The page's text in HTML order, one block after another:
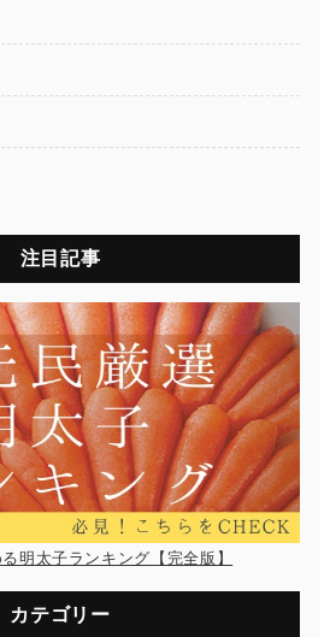
注目記事
明太子ランキング【完全版】
カテゴリー